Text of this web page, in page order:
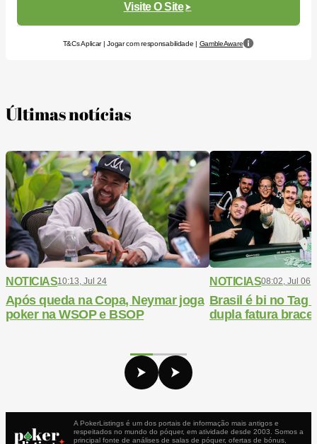
Visite O Site
T&Cs Aplicar | Jogar com responsabilidade | GambleAware
Últimas notícias
NOTICIAS10:13, Jul 24
Após queda na Copa, Neymar joga
poker na WSOP e BSOP
NOTICIAS08:02, Jul 06
Brasil é bi no Tag
dupla fatura
A PokerListings é um dos portais de informação mais antigos e
respeitados no mundo do póquer, em atividade desde 2003. Somos a
principal fonte de análises de salas de póquer, ofertas de bónus,